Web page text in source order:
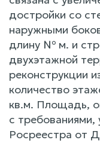
достройки со
наружными
длину № м. и
двухэтажной
реконструкции
количество
кв.м. Площадь,
с
Росреестра